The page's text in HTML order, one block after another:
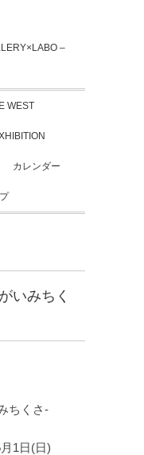
WEST
カレンダー
いみちく
ちくさ-
1日(日)